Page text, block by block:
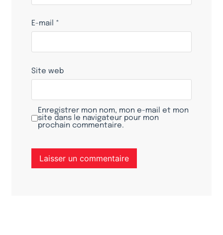
E-mail *
Site web
Enregistrer mon nom, mon e-mail et mon
site dans le navigateur pour mon
prochain commentaire.